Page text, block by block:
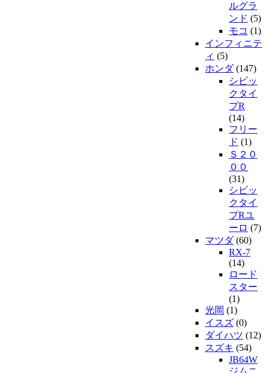
ルグラ
ンド (5)
モコ (1)
インフィニテ
ィ (5)
ホンダ(147)
シビッ
クタイ
プR
(14)
フリー
ド (1)
Ｓ２０
００
(31)
シビッ
クタイ
プRユ
ーロ (7)
マツダ(60)
RX-7
(14)
ロード
スター
(1)
光岡 (1)
イスズ (0)
ダイハツ (12)
スズキ (54)
JB64W